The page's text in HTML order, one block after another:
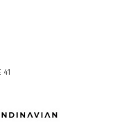
41